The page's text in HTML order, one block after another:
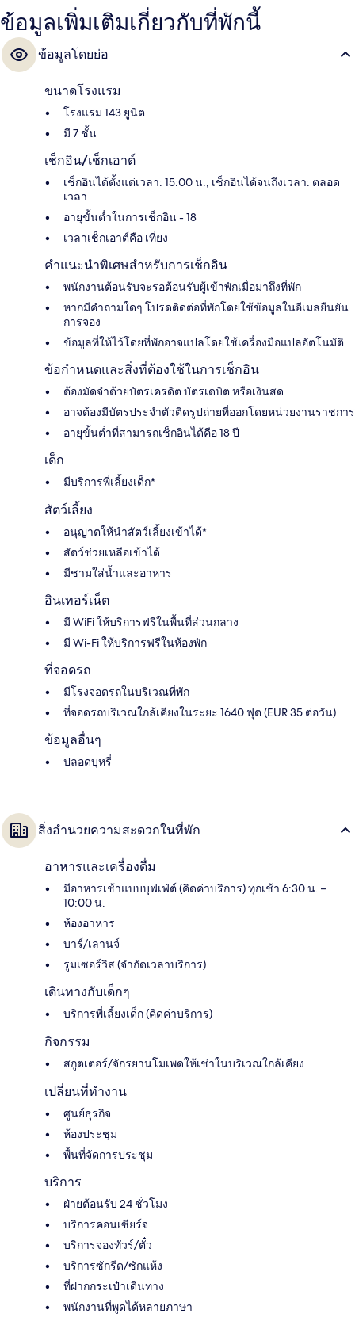
ข้อมูลเพิ่มเติมเกี่ยวกับที่พักนี้
ข้อมูลโดยย่อ
ขนาดโรงแรม
โรงแรม 143 ยูนิต
มี 7 ชั้น
เช็กอิน/เช็กเอาต์
เช็กอินได้ตั้งแต่เวลา: 15:00 น., เช็กอินได้จนถึงเวลา: ตลอด
เวลา
อายุขั้นต่ำในการเช็กอิน - 18
เวลาเช็กเอาต์คือ เที่ยง
คำแนะนำพิเศษสำหรับการเช็กอิน
พนักงานต้อนรับจะรอต้อนรับผู้เข้าพักเมื่อมาถึงที่พัก
หากมีคำถามใดๆ โปรดติดต่อที่พักโดยใช้ข้อมูลในอีเมลยืนยัน
การจอง
ข้อมูลที่ให้ไว้โดยที่พักอาจแปลโดยใช้เครื่องมือแปลอัตโนมัติ
ข้อกำหนดและสิ่งที่ต้องใช้ในการเช็กอิน
ต้องมัดจำด้วยบัตรเครดิต บัตรเดบิต หรือเงินสด
อาจต้องมีบัตรประจำตัวติดรูปถ่ายที่ออกโดยหน่วยงานราชการ
อายุขั้นต่ำที่สามารถเช็กอินได้คือ 18 ปี
เด็ก
มีบริการพี่เลี้ยงเด็ก*
สัตว์เลี้ยง
อนุญาตให้นำสัตว์เลี้ยงเข้าได้*
สัตว์ช่วยเหลือเข้าได้
มีชามใส่น้ำและอาหาร
อินเทอร์เน็ต
มี WiFi ให้บริการฟรีในพื้นที่ส่วนกลาง
มี Wi-Fi ให้บริการฟรีในห้องพัก
ที่จอดรถ
มีโรงจอดรถในบริเวณที่พัก
ที่จอดรถบริเวณใกล้เคียงในระยะ 1640 ฟุต (EUR 35 ต่อวัน)
ข้อมูลอื่นๆ
ปลอดบุหรี่
สิ่งอำนวยความสะดวกในที่พัก
อาหารและเครื่องดื่ม
มีอาหารเช้าแบบบุฟเฟ่ต์ (คิดค่าบริการ) ทุกเช้า 6:30 น. –
10:00 น.
ห้องอาหาร
บาร์/เลานจ์
รูมเซอร์วิส (จำกัดเวลาบริการ)
เดินทางกับเด็กๆ
บริการพี่เลี้ยงเด็ก (คิดค่าบริการ)
กิจกรรม
สกูตเตอร์/จักรยานโมเพดให้เช่าในบริเวณใกล้เคียง
เปลี่ยนที่ทำงาน
ศูนย์ธุรกิจ
ห้องประชุม
พื้นที่จัดการประชุม
บริการ
ฝ่ายต้อนรับ 24 ชั่วโมง
บริการคอนเซียร์จ
บริการจองทัวร์/ตั๋ว
บริการซักรีด/ซักแห้ง
ที่ฝากกระเป๋าเดินทาง
พนักงานที่พูดได้หลายภาษา